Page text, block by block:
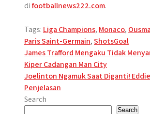
difootballnews222.com.
Tags: Liga Champions, Monaco,
Paris Saint-Germain,ShotsGoal
Post
navigation
James Trafford Mengaku Tidak
Kiper Cadangan Man City
Joelinton Ngamuk Saat Diganti!
Penjelasan
Search
Search